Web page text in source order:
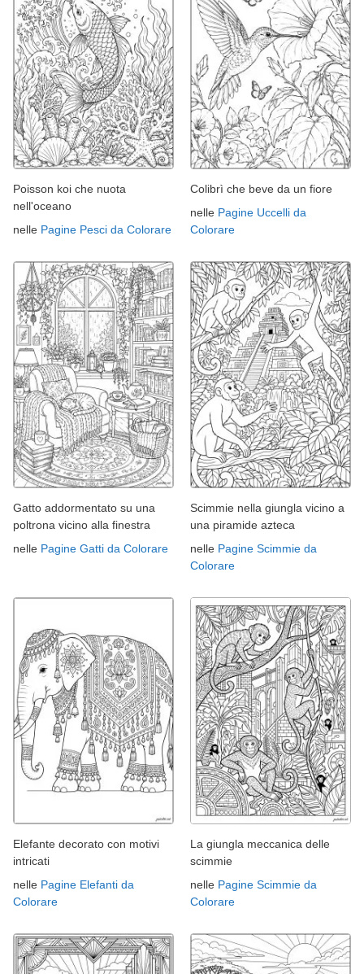
Poisson koi che nuota
nell'oceano
nelle Pagine Pesci da Colorare
Colibrì che beve da un fiore
nelle Pagine Uccelli da
Colorare
Gatto addormentato su una
poltrona vicino alla finestra
nelle Pagine Gatti da Colorare
Scimmie nella giungla vicino a
una piramide azteca
nelle Pagine Scimmie da
Colorare
Elefante decorato con motivi
intricati
nelle Pagine Elefanti da
Colorare
La giungla meccanica delle
scimmie
nelle Pagine Scimmie da
Colorare